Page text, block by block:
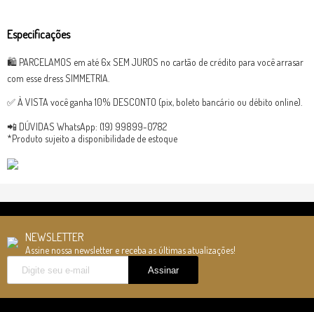
Especificações
🛍 PARCELAMOS em até 6x SEM JUROS no cartão de crédito para você arrasar
com esse dress SIMMETRIA.
✅ À VISTA você ganha 10% DESCONTO (pix, boleto bancário ou débito online).
📲 DÚVIDAS WhatsApp: (19) 99899-0782
*Produto sujeito a disponibilidade de estoque
NEWSLETTER
Assine nossa newsletter e receba as últimas atualizações!